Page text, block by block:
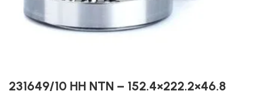
231649/10 HH NTN – 152.4×222.2×46.8